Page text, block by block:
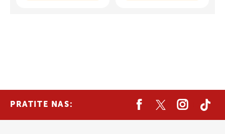
PRATITE NAS: